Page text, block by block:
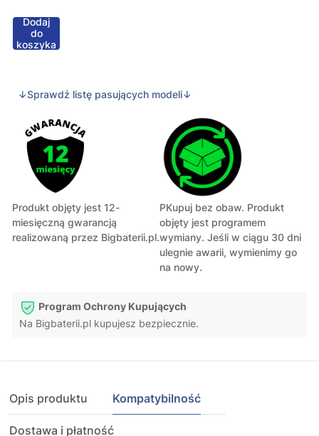
Dodaj
do
koszyka
↓Sprawdź listę pasujących modeli↓
Produkt objęty jest 12-
miesięczną gwarancją
realizowaną przez Bigbaterii.pl.
PKupuj bez obaw. Produkt
objęty jest programem
wymiany. Jeśli w ciągu 30 dni
ulegnie awarii, wymienimy go
na nowy.
Program Ochrony Kupujących
Na Bigbaterii.pl kupujesz bezpiecznie.
Opis produktu Kompatybilność
Dostawa i płatność